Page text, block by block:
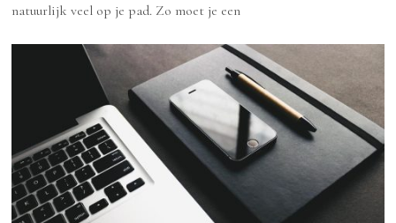
natuurlijk veel op je pad. Zo moet je een